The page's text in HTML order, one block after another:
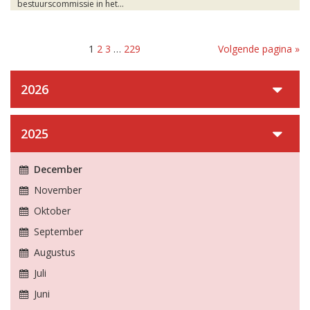
bestuurscommissie in het...
1 2 3 … 229 Volgende pagina »
2026
2025
December
November
Oktober
September
Augustus
Juli
Juni